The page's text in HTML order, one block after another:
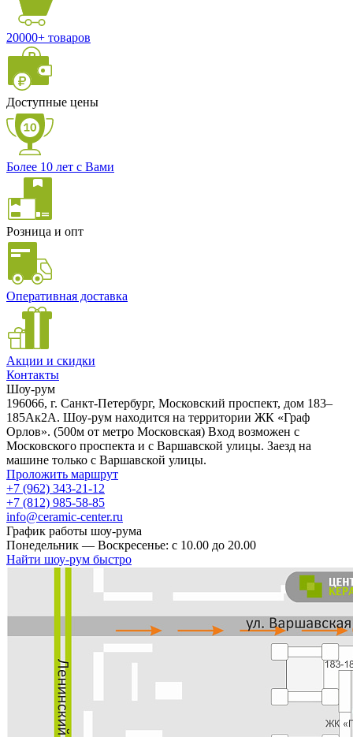
20000+ товаров
Доступные цены
Более 10 лет с Вами
Розница и опт
Оперативная доставка
Акции и скидки
Контакты
Шоу-рум
196066, г. Санкт-Петербург, Московский проспект, дом 183–
185Ак2А. Шоу-рум находится на территории ЖК «Граф
Орлов». (500м от метро Московская) Вход возможен с
Московского проспекта и с Варшавской улицы. Заезд на
машине только с Варшавской улицы.
Проложить маршрут
+7 (962) 343-21-12
+7 (812) 985-58-85
info@ceramic-center.ru
График работы шоу-рума
Понедельник — Воскресенье: с 10.00 до 20.00
Найти шоу-рум быстро